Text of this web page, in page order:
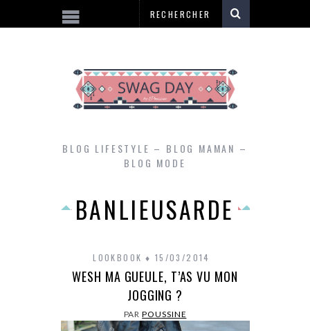
BLOG LIFESTYLE – BLOG MAMAN –
BLOG MODE
BANLIEUSARDE
LOOKBOOK 15/03/2014
WESH MA GUEULE, T’AS VU MON
JOGGING ?
PARPOUSSINE